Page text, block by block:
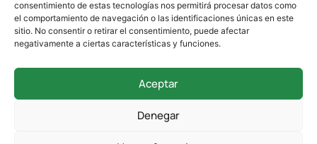
consentimiento de estas tecnologías nos permitirá procesar datos como
el comportamiento de navegación o las identificaciones únicas en este
sitio. No consentir o retirar el consentimiento, puede afectar
negativamente a ciertas características y funciones.
Aceptar
Denegar